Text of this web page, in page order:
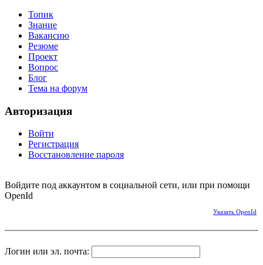
Топик
Знание
Вакансию
Резюме
Проект
Вопрос
Блог
Тема на форум
Авторизация
Войти
Регистрация
Восстановление пароля
Войдите под аккаунтом в социальной сети, или при помощи
OpenId
Указать OpenId
Логин или эл. почта: